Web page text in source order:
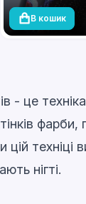
В кошик
- це
техніці
нігті.